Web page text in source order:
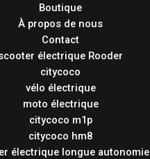
Boutique
À propos de nous
Contact
électrique Rooder
citycoco
vélo électrique
moto électrique
citycoco m1p
citycoco hm8
électrique longue autonomie